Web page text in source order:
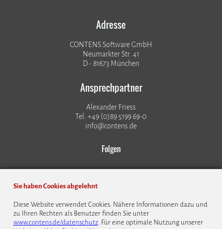
Adresse
CONTENS Software GmbH
Neumarkter Str. 41
D - 81673 München
Ansprechpartner
Alexander Friess
Tel: +49 (0)89 5199 69-0
info@contens.de
Folgen
© 1999 - 2026 CONTENS Software GmbH
Sie haben Cookies abgelehnt
Diese Website verwendet Cookies. Nähere Informationen dazu und
zu Ihren Rechten als Benutzer finden Sie unter
www.contens.de/datenschutz. Für eine optimale Nutzung unserer